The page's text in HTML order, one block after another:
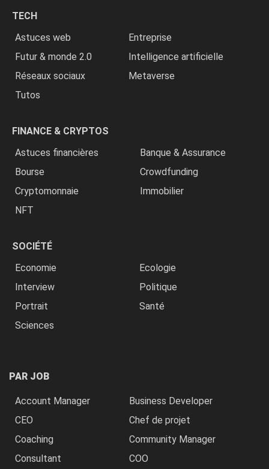
TECH
Astuces web
Entreprise
Futur & monde 2.0
Intelligence artificielle
Réseaux sociaux
Metaverse
Tutos
FINANCE & CRYPTOS
Astuces financières
Banque & Assurance
Bourse
Crowdfunding
Cryptomonnaie
Immobilier
NFT
SOCIÉTÉ
Economie
Ecologie
Interview
Politique
Portrait
Santé
Sciences
PAR JOB
Account Manager
Business Developer
CEO
Chef de projet
Coaching
Community Manager
Consultant
COO